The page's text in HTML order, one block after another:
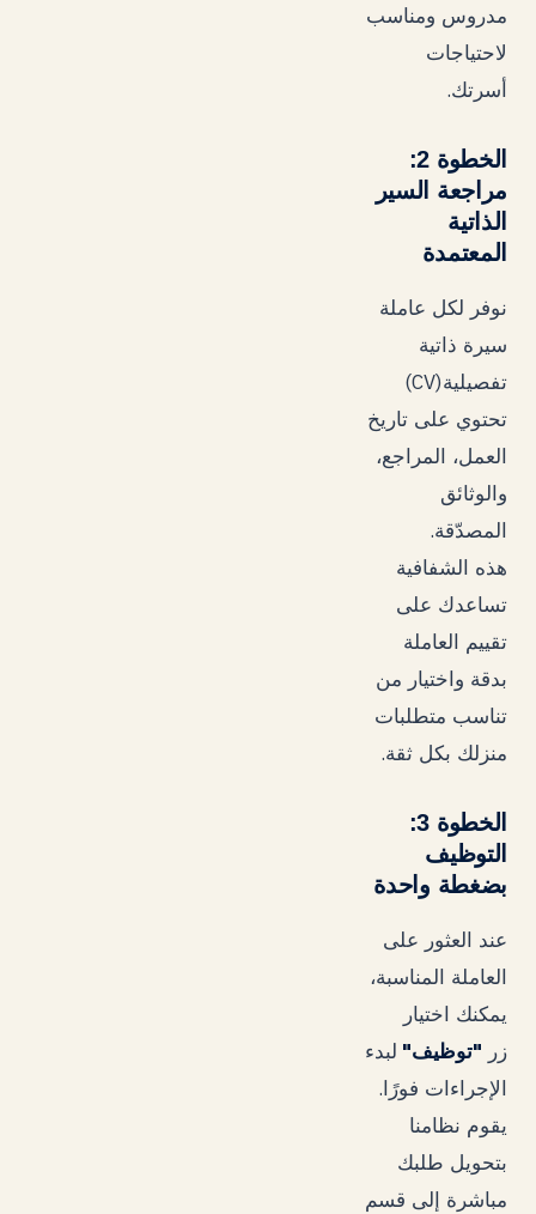
مدروس ومناسب
لاحتياجات
أسرتك.
الخطوة 2:
مراجعة السير
الذاتية
المعتمدة
نوفر لكل عاملة
سيرة ذاتية
تفصيلية(CV)
تحتوي على تاريخ
العمل، المراجع،
والوثائق
المصدّقة.
هذه الشفافية
تساعدك على
تقييم العاملة
بدقة واختيار من
تناسب متطلبات
منزلك بكل ثقة.
الخطوة 3:
التوظيف
بضغطة واحدة
عند العثور على
العاملة المناسبة،
يمكنك اختيار
زر "توظيف" لبدء
الإجراءات فورًا .
يقوم نظامنا
بتحويل طلبك
مباشرة إلى قسم